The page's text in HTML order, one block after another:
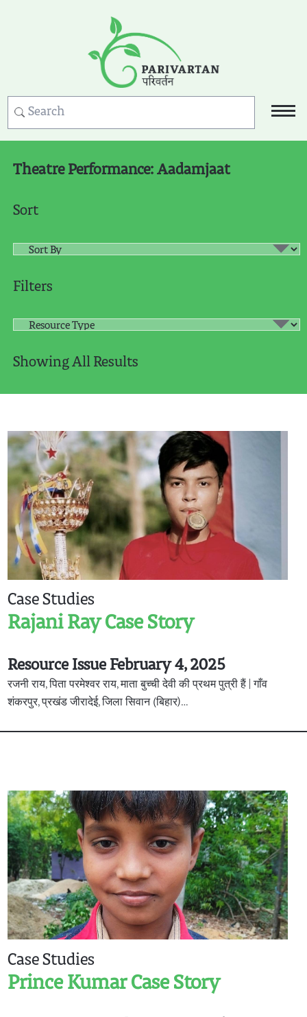
Theatre Performance: Aadamjaat
Sort
Filters
Showing All Results
Case Studies
Rajani Ray Case Story
Resource Issue February 4, 2025
रजनी राय, पिता परमेश्वर राय, माता बुच्ची देवी की प्रथम पुत्री हैं | गाँव
शंकरपुर, प्रखंड जीरादेई, जिला सिवान (बिहार)…
Case Studies
Prince Kumar Case Story